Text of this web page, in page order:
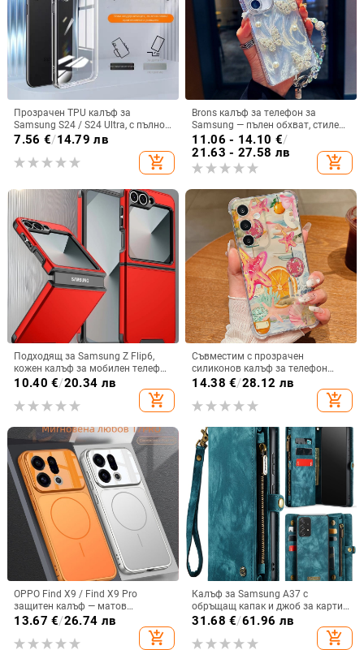
Прозрачен TPU калъф за
Samsung S24 / S24 Ultra, с пълно
покритие и защита на камерата
7.56 €/14.79 лв
add_shopping_cart
Brons калъф за телефон за
Samsung — пълен обхват, стилен
и креативен дизайн, TPU
материал, удароустойчив
11.06 - 14.10 €/
21.63 - 27.58 лв
add_shopping_cart
Подходящ за Samsung Z Flip6,
кожен калъф за мобилен телефон
Flip5, твърд двустранен калъф
против падане за Flip7, защитен
калъф Armor
10.40 €/20.34 лв
add_shopping_cart
Съвместим с прозрачен
силиконов калъф за телефон
Samsung S25 Ultra,
персонализиран рисуван дизайн
за S24 FE и защитен калъф A55
14.38 €/28.12 лв
add_shopping_cart
OPPO Find X9 / Find X9 Pro
защитен калъф — матов
пластмасов, минималистичен
стил, против изпускане, магнитно
зареждане, възможност за
13.67 €/26.74 лв
add_shopping_cart
Калъф за Samsung A37 с
обръщащ капак и джоб за карти,
защита от падане, A16 джоб за
магнитно затваряне
31.68 €/61.96 лв
add_shopping_cart